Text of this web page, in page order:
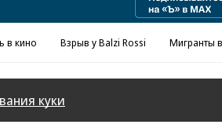
в кино Взрыв у Balzi Rossi Мигранты
куки